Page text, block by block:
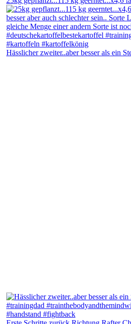
Hässlicher zweiter..aber besser als ein